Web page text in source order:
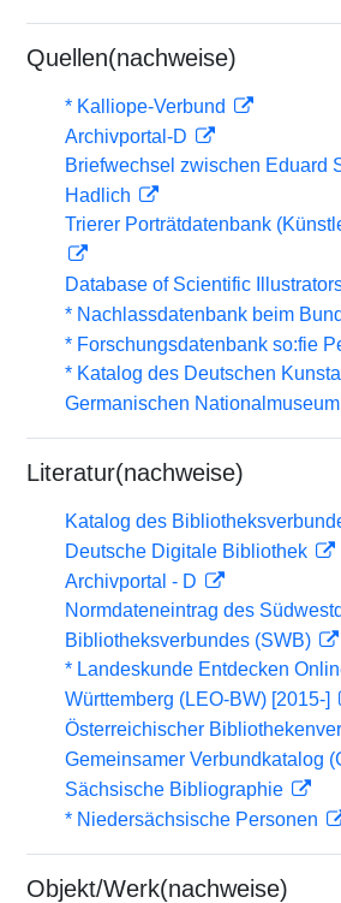
Quellen(nachweise)
* Kalliope-Verbund
Archivportal-D
Briefwechsel zwischen Eduard
Hadlich
Trierer Porträtdatenbank
Database of Scientific
* Nachlassdatenbank beim
* Forschungsdatenbank so:fie
* Katalog des Deutschen
Germanischen Nationalmuseum
Literatur(nachweise)
Katalog des
Deutsche Digitale Bibliothek
Archivportal - D
Normdateneintrag des
Bibliotheksverbundes (SWB)
* Landeskunde Entdecken
Württemberg (LEO-BW) [2015-]
Österreichischer
Gemeinsamer Verbundkatalog
Sächsische Bibliographie
* Niedersächsische Personen
Objekt/Werk(nachweise)